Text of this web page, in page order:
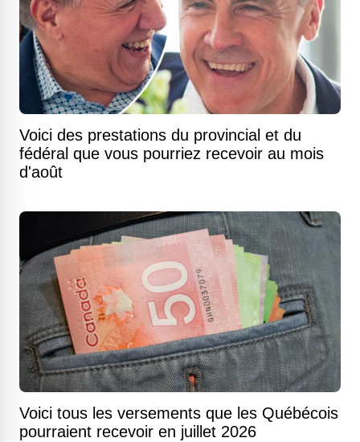
Voici des prestations du provincial et du
fédéral que vous pourriez recevoir au mois
d'août
Voici tous les versements que les Québécois
pourraient recevoir en juillet 2026